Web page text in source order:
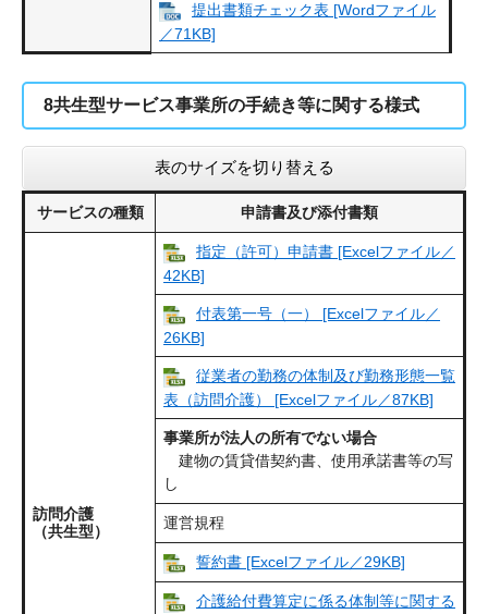
提出書類チェック表 [Wordファイル
／71KB]
8共生型サービス事業所の手続き等に関する様式
表のサイズを切り替える
サービスの種類 申請書及び添付書類
訪問介護
（共生型）
指定（許可）申請書 [Excelファイル／
42KB]
付表第一号（一） [Excelファイル／
26KB]
従業者の勤務の体制及び勤務形態一覧
表（訪問介護） [Excelファイル／87KB]
事業所が法人の所有でない場合
建物の賃貸借契約書、使用承諾書等の写
し
運営規程
誓約書 [Excelファイル／29KB]
介護給付費算定に係る体制等に関する